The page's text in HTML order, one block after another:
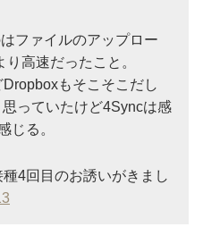
ファイルのアップロー
高速だったこと。
もそこそこだし
っていたけど4Syncは感
じる。
4回目のお誘いがきまし